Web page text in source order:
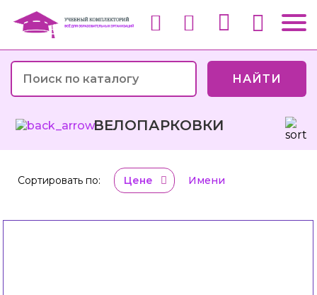
НАЙТИ
ВЕЛОПАРКОВКИ
Сортировать по: Цене Имени